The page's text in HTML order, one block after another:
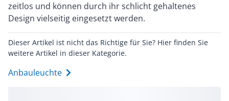
zeitlos und können durch ihr schlicht gehaltenes
Design vielseitig eingesetzt werden.
Dieser Artikel ist nicht das Richtige für Sie? Hier finden Sie
weitere Artikel in dieser Kategorie.
Anbauleuchte